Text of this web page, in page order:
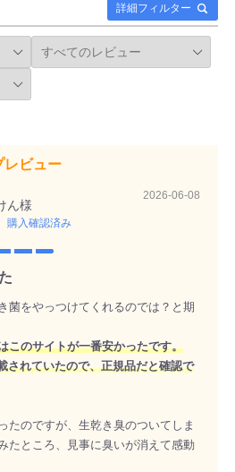
詳細フィルター
レビュー
ん様
購入確認済み
2026-06-08
菌をやっつけてくれるのでは？と期
このサイトが一番安かったです。
されていたので、正規品だと確認で
たのですが、生乾き臭のついてしま
たところ、見事に臭いが消えて感動